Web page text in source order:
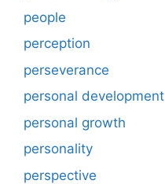
people
perception
perseverance
personal development
personal growth
personality
perspective